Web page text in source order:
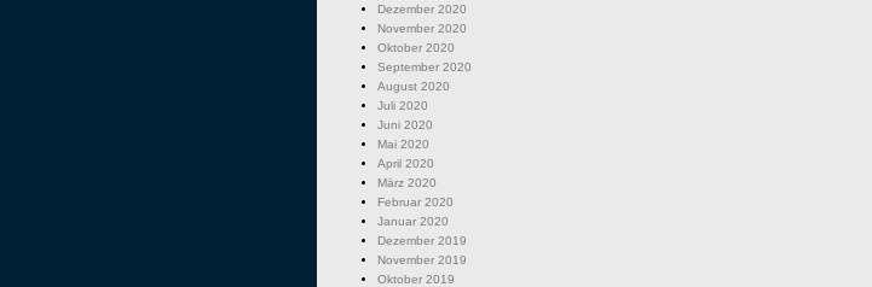
Dezember 2020
November 2020
Oktober 2020
September 2020
August 2020
Juli 2020
Juni 2020
Mai 2020
April 2020
März 2020
Februar 2020
Januar 2020
Dezember 2019
November 2019
Oktober 2019